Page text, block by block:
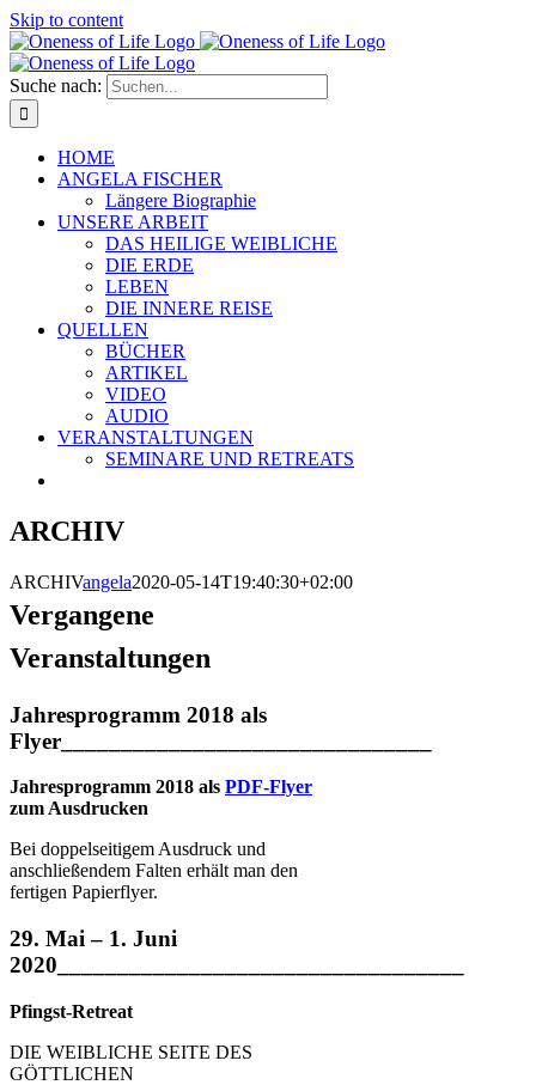
Skip to content
Suche nach:
HOME
ANGELA FISCHER
Längere Biographie
UNSERE ARBEIT
DAS HEILIGE WEIBLICHE
DIE ERDE
LEBEN
DIE INNERE REISE
QUELLEN
BÜCHER
ARTIKEL
VIDEO
AUDIO
VERANSTALTUNGEN
SEMINARE UND RETREATS
ARCHIV
ARCHIVangela2020-05-14T19:40:30+02:00
Vergangene
Veranstaltungen
Jahresprogramm 2018 als
Flyer_______________________________
Jahresprogramm 2018 als PDF-Flyer
zum Ausdrucken
Bei doppelseitigem Ausdruck und
anschließendem Falten erhält man den
fertigen Papierflyer.
29. Mai – 1. Juni
2020__________________________________
Pfingst-Retreat
DIE WEIBLICHE SEITE DES
GÖTTLICHEN